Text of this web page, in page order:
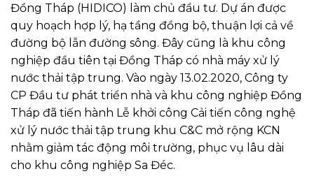
Đồng Tháp (HIDICO) làm chủ đầu tư. Dự án được
quy hoạch hợp lý, hạ tầng đồng bộ, thuận lợi cả về
đường bộ lẫn đường sông. Đây cũng là khu công
nghiệp đầu tiên tại Đồng Tháp có nhà máy xử lý
nước thải tập trung. Vào ngày 13.02.2020, Công ty
CP Đầu tư phát triển nhà và khu công nghiệp Đồng
Tháp đã tiến hành Lễ khởi công Cải tiến công nghệ
xử lý nước thải tập trung khu C&C mở rộng KCN
nhằm giảm tác động môi trường, phục vụ lâu dài
cho khu công nghiệp Sa Đéc.